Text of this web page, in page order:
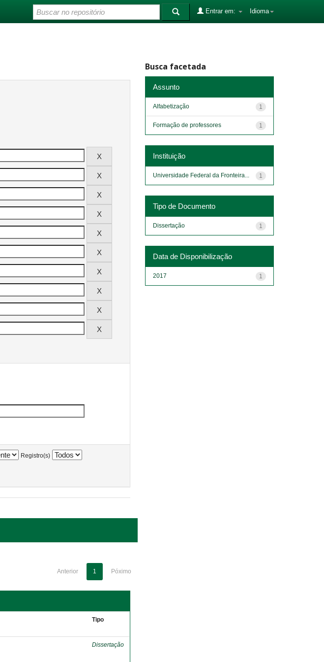
Idioma
Entrar em:
Registro(s)
Anterior 1 Póximo
Tipo
Dissertação
Busca facetada
Assunto
1
Alfabetização
1
Formação de professores
Instituição
1
Universidade Federal da Fronteira...
Tipo de Documento
1
Dissertação
Data de Disponibilização
1
2017